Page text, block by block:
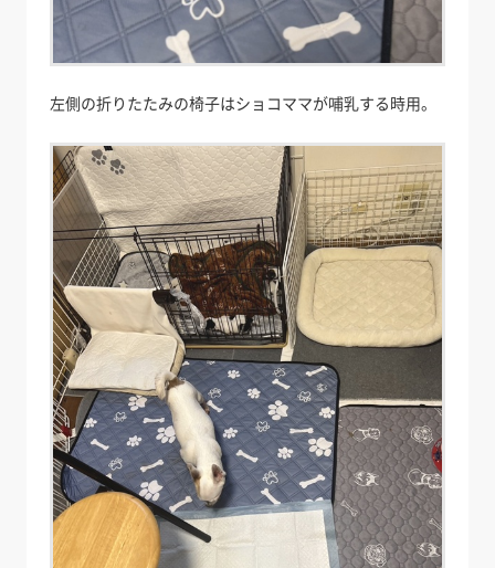
左側の折りたたみの椅子はショコママが哺乳する時用。